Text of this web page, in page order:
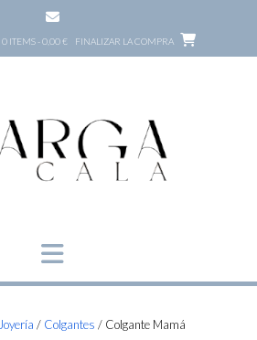
0 ITEMS - 0,00 € FINALIZAR LA COMPRA
Joyería / Colgantes / Colgante Mamá